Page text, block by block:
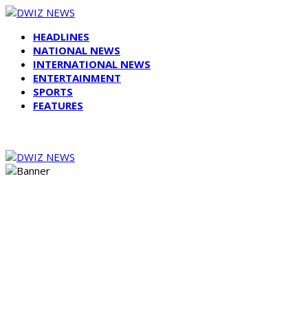
HEADLINES
NATIONAL NEWS
INTERNATIONAL NEWS
ENTERTAINMENT
SPORTS
FEATURES